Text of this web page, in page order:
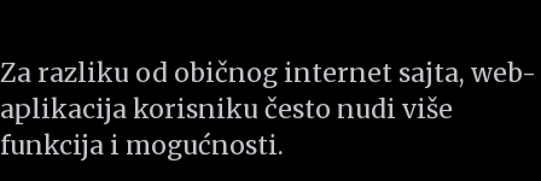
Za razliku od običnog internet sajta, web-
aplikacija korisniku često nudi više
funkcija i mogućnosti.